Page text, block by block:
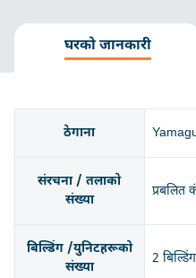
घरको जानकारी
ठेगाना
संरचना / तलाको
संख्या
प्रबलित
बिल्डिंग /युनिटहरूको
संख्या
2